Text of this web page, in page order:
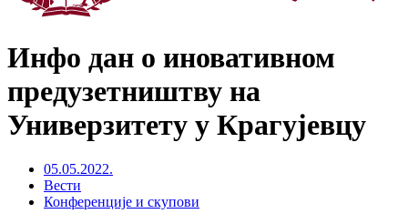
Инфо дан о иновативном
предузетништву на
Универзитету у Крагујевцу
05.05.2022.
Вести
Конференције и скупови